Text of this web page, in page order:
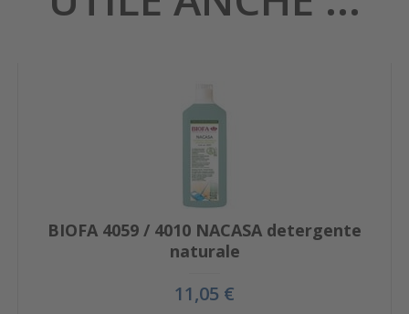
BIOFA 4059 / 4010 NACASA detergente
naturale
11,05 €